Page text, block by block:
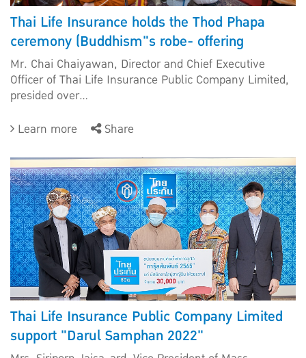
Thai Life Insurance holds the Thod Phapa
ceremony (Buddhism"s robe- offering
ceremony)
Mr. Chai Chaiyawan, Director and Chief Executive
Officer of Thai Life Insurance Public Company Limited,
presided over...
Learn more
Share
Thai Life Insurance Public Company Limited
support "Darul Samphan 2022"